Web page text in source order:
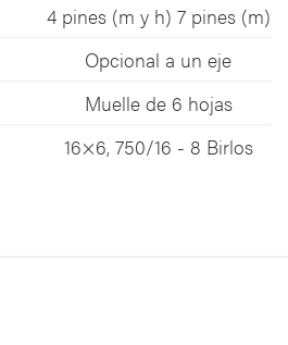
4 pines (m y h) 7 pines (m)
Opcional a un eje
Muelle de 6 hojas
16×6, 750/16 - 8 Birlos